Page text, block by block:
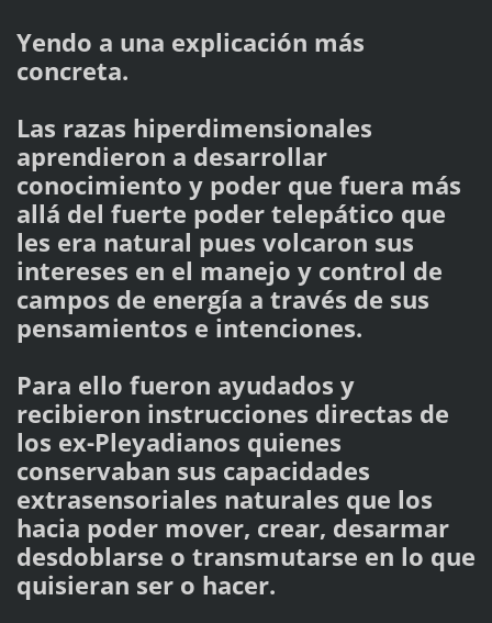
Yendo a una explicación más
concreta.
Las razas hiperdimensionales
aprendieron a desarrollar
conocimiento y poder que fuera más
allá del fuerte poder telepático que
les era natural pues volcaron sus
intereses en el manejo y control de
campos de energía a través de sus
pensamientos e intenciones.
Para ello fueron ayudados y
recibieron instrucciones directas de
los ex-Pleyadianos quienes
conservaban sus capacidades
extrasensoriales naturales que los
hacia poder mover, crear, desarmar
desdoblarse o transmutarse en lo que
quisieran ser o hacer.